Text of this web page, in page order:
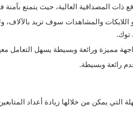
اللايكات والمشاهدات سوف تزيد
توك.
مميزة ورائعة وبسيطة يسهل التعامل
رائعة وبسيطة.
يمكن من خلالها زيادة أعداد